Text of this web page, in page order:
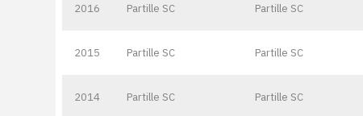
2016 Partille SC Partille SC
2015 Partille SC Partille SC
2014 Partille SC Partille SC